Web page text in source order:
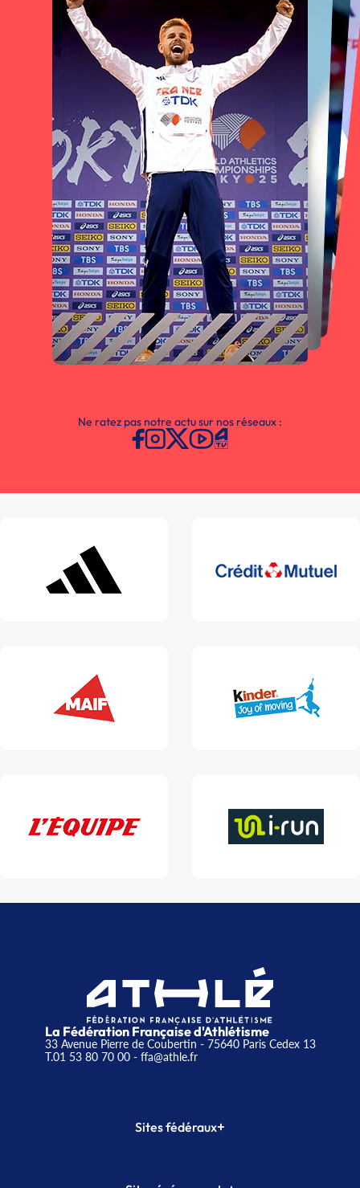
Ne ratez pas notre actu sur nos réseaux :
La Fédération Française d'Athlétisme
33 Avenue Pierre de Coubertin - 75640 Paris Cedex 13
T.01 53 80 70 00- ffa@athle.fr
Sites fédéraux+